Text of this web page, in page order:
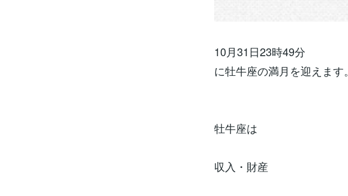
10月31日23時49分
に牡牛座の満月を迎えます。
牡牛座は
収入・財産